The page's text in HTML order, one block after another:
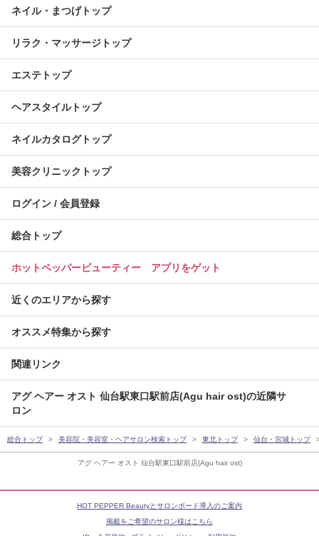
アグ ヘアー オスト 仙台駅東口駅前店(Agu hair ost)
ネイル・まつげトップ
リラク・マッサージトップ
エステトップ
ヘアスタイルトップ
ネイルカタログトップ
美容クリニックトップ
ログイン / 会員登録
総合トップ
ホットペッパービューティー アプリをゲット
近くのエリアから探す
オススメ特集から探す
関連リンク
アグ ヘアー オスト 仙台駅東口駅前店(Agu hair ost)の近隣サ
ロン
総合トップ 美容院・美容室・ヘアサロン検索トップ 東北トップ 仙台・宮城トップ
HOT PEPPER Beautyとサロンボード導入のご案内
掲載をご希望のサロン様はこちら